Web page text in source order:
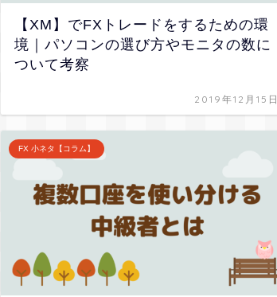
【XM】でFXトレードをするための環
境｜パソコンの選び方やモニタの数に
ついて考察
2019年12月15日
FX 小ネタ【コラム】